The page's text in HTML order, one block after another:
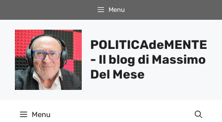
al
contenuto
Menu
POLITICAdeMENTE
- Il blog di Massimo
Del Mese
Menu